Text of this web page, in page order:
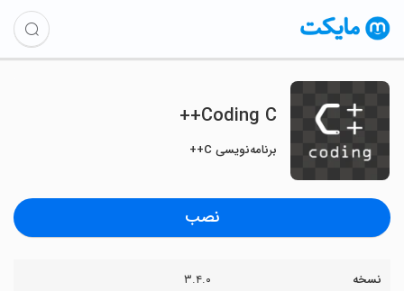
Coding C++
برنامه‌نویسی C++
نصب
نسخه ۳.۴.۰